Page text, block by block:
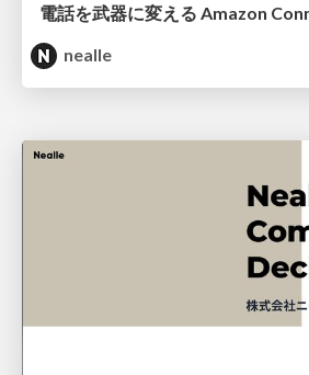
電話を武器に変える Amazon
nealle